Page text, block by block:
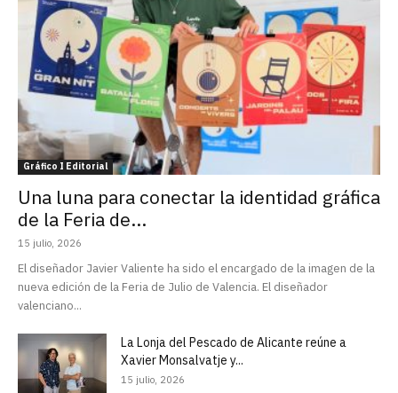
Gráfico I Editorial
Una luna para conectar la identidad gráfica
de la Feria de...
15 julio, 2026
El diseñador Javier Valiente ha sido el encargado de la imagen de la
nueva edición de la Feria de Julio de Valencia. El diseñador
valenciano...
La Lonja del Pescado de Alicante reúne a
Xavier Monsalvatje y...
15 julio, 2026